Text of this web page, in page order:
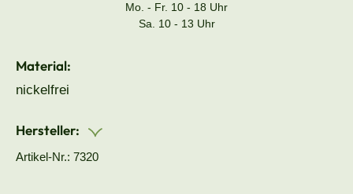
Mo. - Fr. 10 - 18 Uhr
Sa. 10 - 13 Uhr
Material:
nickelfrei
Hersteller:
Artikel-Nr.: 7320